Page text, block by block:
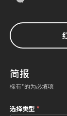
简报
标有*的为必填项
选择类型*